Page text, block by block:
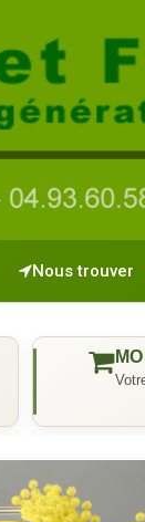
Nous trouver